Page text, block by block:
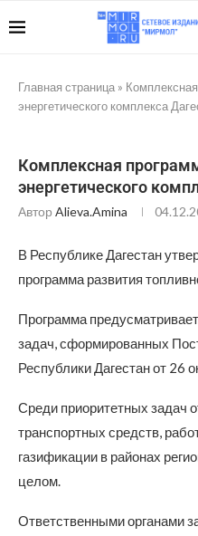
Главная страница »
энергетического комплекса
Комплексная
энергетического
Автор Alieva.amina
В Республике Дагестан
программа развития
Программа
задач, сформированных
Республики Дагестан от 26
Среди приоритетных задач
транспортных средств,
газификации в районах
целом.
Ответственными органами